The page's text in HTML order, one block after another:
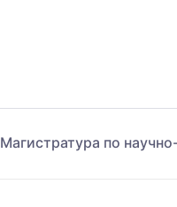
Магистратура по